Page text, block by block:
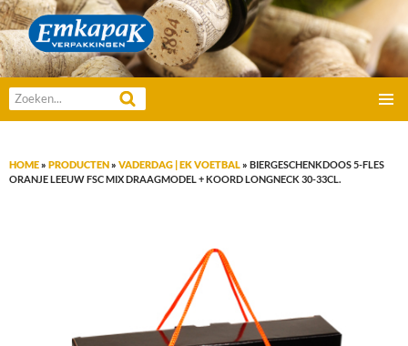
Emkapak Verpakkingen B.V.
Zoeken
naar:
GA
INHOUD
HOME» PRODUCTEN» VADERDAG | EK VOETBAL» BIERGESCHENKDOOS 5-FLES
ORANJE LEEUW FSC MIX DRAAGMODEL + KOORD LONGNECK 30-33CL.